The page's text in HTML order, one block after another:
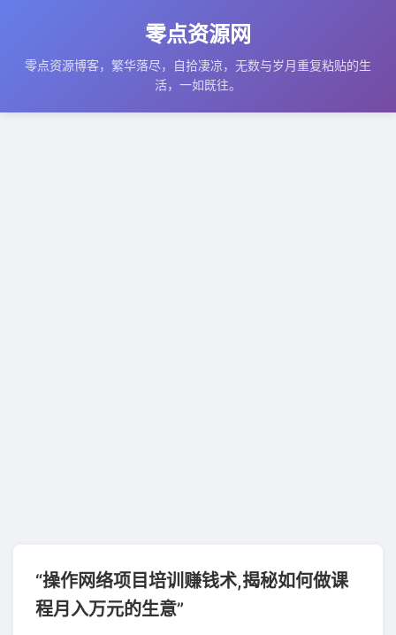
零点资源网
零点资源博客，繁华落尽，自拾凄凉，无数与岁月重复粘贴的生
活，一如既往。
“操作网络项目培训赚钱术,揭秘如何做课
程月入万元的生意”